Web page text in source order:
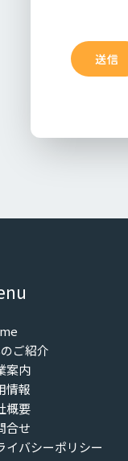
送信
ご紹介
案内
情報
概要
合せ
イバシーポリシー